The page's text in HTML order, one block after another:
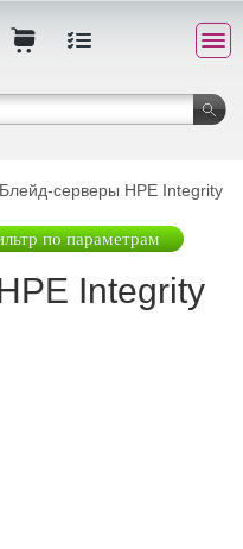
серверы HPE Integrity
по параметрам
Integrity